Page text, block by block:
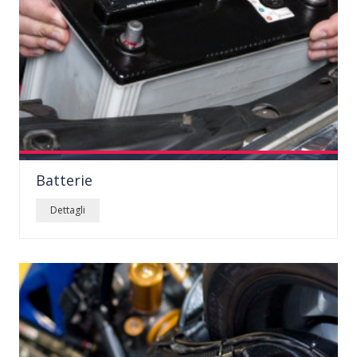
nella... dettagli
Batterie
Dettagli